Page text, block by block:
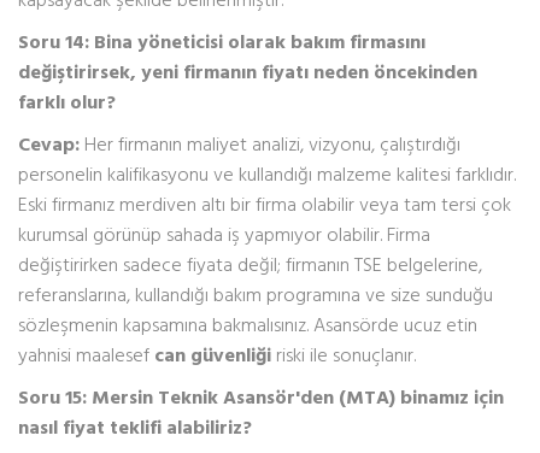
Soru 14: Bina yöneticisi olarak bakım firmasını
değiştirirsek, yeni firmanın fiyatı neden öncekinden
farklı olur?
Cevap: Her firmanın maliyet analizi, vizyonu, çalıştırdığı
personelin kalifikasyonu ve kullandığı malzeme kalitesi farklıdır.
Eski firmanız merdiven altı bir firma olabilir veya tam tersi çok
kurumsal görünüp sahada iş yapmıyor olabilir. Firma
değiştirirken sadece fiyata değil; firmanın TSE belgelerine,
referanslarına, kullandığı bakım programına ve size sunduğu
sözleşmenin kapsamına bakmalısınız. Asansörde ucuz etin
yahnisi maalesef can güvenliği riski ile sonuçlanır.
Soru 15: Mersin Teknik Asansör'den (MTA) binamız için
nasıl fiyat teklifi alabiliriz?